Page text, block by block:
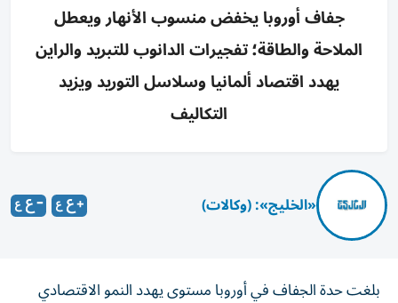
جفاف أوروبا يخفض منسوب الأنهار ويعطل
الملاحة والطاقة؛ تفجيرات الدانوب للتبريد والراين
يهدد اقتصاد ألمانيا وسلاسل التوريد ويزيد
التكاليف
«الخليج»: (وكالات)
بلغت حدة الجفاف في أوروبا مستوى يهدد النمو الاقتصادي